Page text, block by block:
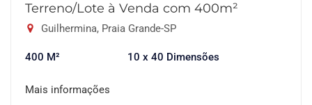
Terreno/Lote à Venda com 400m²
Guilhermina, Praia Grande-SP
400 M² 10 x 40 Dimensões
Mais informações